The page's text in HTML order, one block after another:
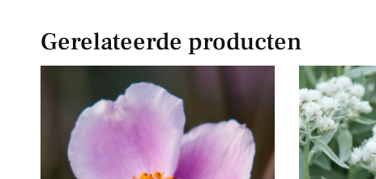
Gerelateerde producten